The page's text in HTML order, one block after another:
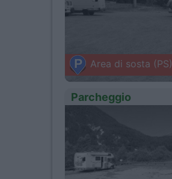
Area di sosta (PS)
Parcheggio